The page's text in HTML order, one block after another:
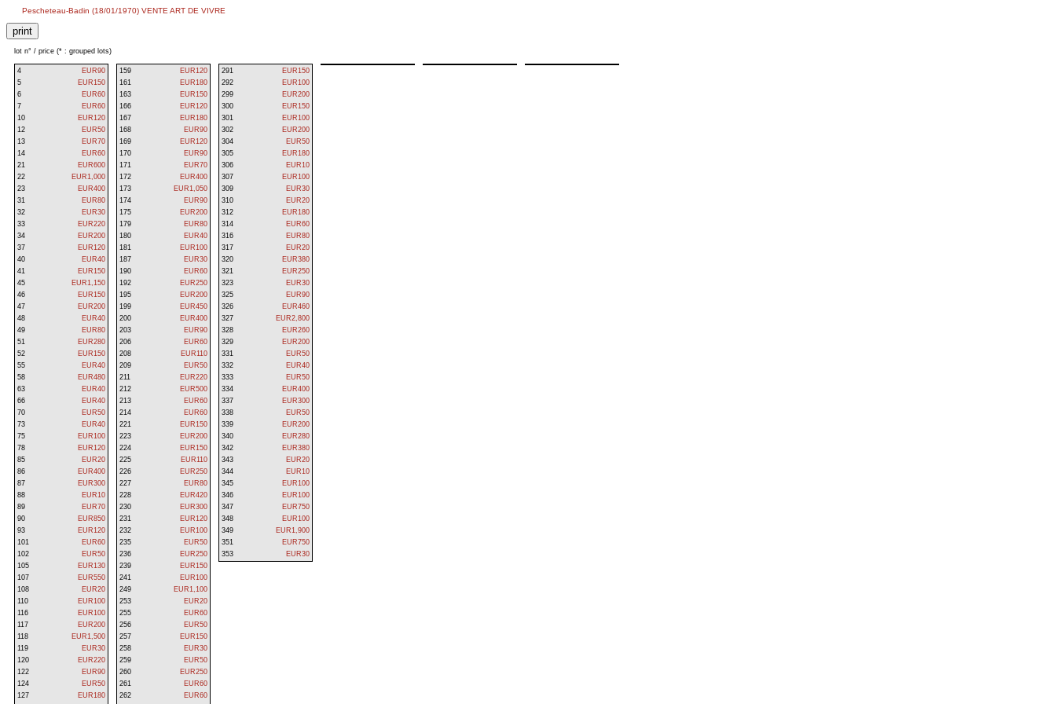
Pescheteau-Badin (18/01/1970) VENTE ART DE VIVRE
lot n° / price (* : grouped lots)
4
EUR90
5
EUR150
6
EUR60
7
EUR60
10
EUR120
12
EUR50
13
EUR70
14
EUR60
21
EUR600
22
EUR1,000
23
EUR400
31
EUR80
32
EUR30
33
EUR220
34
EUR200
37
EUR120
40
EUR40
41
EUR150
45
EUR1,150
46
EUR150
47
EUR200
48
EUR40
49
EUR80
51
EUR280
52
EUR150
55
EUR40
58
EUR480
63
EUR40
66
EUR40
70
EUR50
73
EUR40
75
EUR100
78
EUR120
85
EUR20
86
EUR400
87
EUR300
88
EUR10
89
EUR70
90
EUR850
93
EUR120
101
EUR60
102
EUR50
105
EUR130
107
EUR550
108
EUR20
110
EUR100
116
EUR100
117
EUR200
118
EUR1,500
119
EUR30
120
EUR220
122
EUR90
124
EUR50
127
EUR180
159
EUR120
161
EUR180
163
EUR150
166
EUR120
167
EUR180
168
EUR90
169
EUR120
170
EUR90
171
EUR70
172
EUR400
173
EUR1,050
174
EUR90
175
EUR200
179
EUR80
180
EUR40
181
EUR100
187
EUR30
190
EUR60
192
EUR250
195
EUR200
199
EUR450
200
EUR400
203
EUR90
206
EUR60
208
EUR110
209
EUR50
211
EUR220
212
EUR500
213
EUR60
214
EUR60
221
EUR150
223
EUR200
224
EUR150
225
EUR110
226
EUR250
227
EUR80
228
EUR420
230
EUR300
231
EUR120
232
EUR100
235
EUR50
236
EUR250
239
EUR150
241
EUR100
249
EUR1,100
253
EUR20
255
EUR60
256
EUR50
257
EUR150
258
EUR30
259
EUR50
260
EUR250
261
EUR60
262
EUR60
291
EUR150
292
EUR100
299
EUR200
300
EUR150
301
EUR100
302
EUR200
304
EUR50
305
EUR180
306
EUR10
307
EUR100
309
EUR30
310
EUR20
312
EUR180
314
EUR60
316
EUR80
317
EUR20
320
EUR380
321
EUR250
323
EUR30
325
EUR90
326
EUR460
327
EUR2,800
328
EUR260
329
EUR200
331
EUR50
332
EUR40
333
EUR50
334
EUR400
337
EUR300
338
EUR50
339
EUR200
340
EUR280
342
EUR380
343
EUR20
344
EUR10
345
EUR100
346
EUR100
347
EUR750
348
EUR100
349
EUR1,900
351
EUR750
353
EUR30